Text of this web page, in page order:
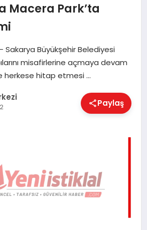
Macera Park’ta
Sakarya Büyükşehir Belediyesi
misafirlerine açmaya devam
herkese hitap etmesi …
Paylaş